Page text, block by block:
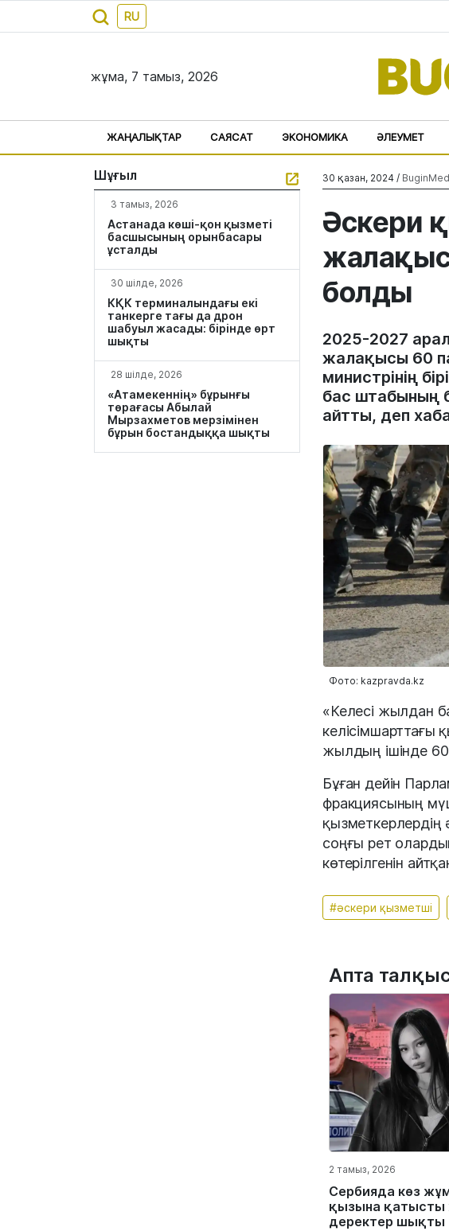
RU
жұма, 7 тамыз, 2026
ЖАҢАЛЫҚТАР САЯСАТ ЭКОНОМИКА ӘЛЕУМЕТ
Шұғыл
3 тамыз, 2026
Астанада көші-қон қызметі
басшысының орынбасары
ұсталды
30 шілде, 2026
КҚК терминалындағы екі
танкерге тағы да дрон
шабуыл жасады: бірінде өрт
шықты
28 шілде, 2026
«Атамекеннің» бұрынғы
төрағасы Абылай
Мырзахметов мерзімінен
бұрын бостандыққа шықты
30 қазан, 2024 /
Әскери
болды
2025-2027
жалақысы 60
министрінің
бас штабының
айтты, деп
Фото: kazpravda.kz
«Келесі жылдан
келісімшарттағы
жылдың ішінде
Бұған дейін
фракциясының
қызметкерлердің
соңғы рет
көтерілгенін
#әскери қызметші
Апта
2 тамыз, 2026
Сербияда көз
қызына қатысты
деректер шықты